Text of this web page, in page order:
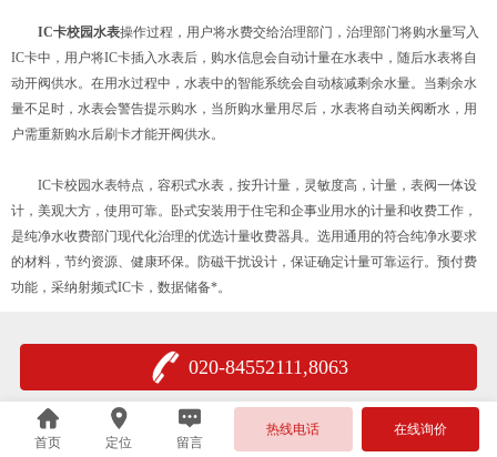
IC卡校园水表操作过程，用户将水费交给治理部门，治理部门将购水量写入
IC卡中，用户将IC卡插入水表后，购水信息会自动计量在水表中，随后水表将自
动开阀供水。在用水过程中，水表中的智能系统会自动核减剩余水量。当剩余水
量不足时，水表会警告提示购水，当所购水量用尽后，水表将自动关阀断水，用
户需重新购水后刷卡才能开阀供水。
IC卡校园水表特点，容积式水表，按升计量，灵敏度高，计量，表阀一体设
计，美观大方，使用可靠。卧式安装用于住宅和企事业用水的计量和收费工作，
是纯净水收费部门现代化治理的优选计量收费器具。选用通用的符合纯净水要求
的材料，节约资源、健康环保。防磁干扰设计，保证确定计量可靠运行。预付费
功能，采纳射频式IC卡，数据储备*。
020-84552111,8063
首页 定位 留言
热线电话 在线询价